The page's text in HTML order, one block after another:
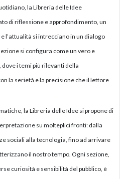
la Libreria delle Idee
di riflessione e approfondimento, un
l’attualità si intrecciano in un dialogo
si configura come un vero e
i temi più rilevanti della
la serietà e la precisione che il lettore
la Libreria delle Idee si propone di
su molteplici fronti: dalla
sociali alla tecnologia, fino ad arrivare
il nostro tempo. Ogni sezione,
curiosità e sensibilità del pubblico, è